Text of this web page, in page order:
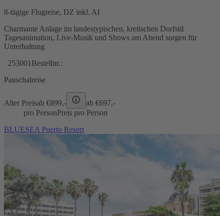
8-tägige Flugreise, DZ inkl. AI
Charmante Anlage im landestypischen, kretischen Dorfstil
Tagesanimation, Live-Musik und Shows am Abend sorgen für
Unterhaltung
253001 Bestellnr.:
Pauschalreise
Alter Preisab €899,- ab €697,-
pro PersonPreis pro Person
BLUESEA Puerto Resort